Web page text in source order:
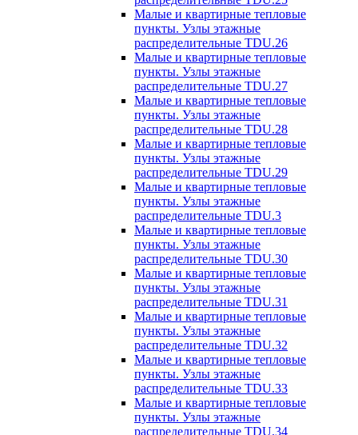
Малые и квартирные тепловые
пункты. Узлы этажные
распределительные TDU.26
Малые и квартирные тепловые
пункты. Узлы этажные
распределительные TDU.27
Малые и квартирные тепловые
пункты. Узлы этажные
распределительные TDU.28
Малые и квартирные тепловые
пункты. Узлы этажные
распределительные TDU.29
Малые и квартирные тепловые
пункты. Узлы этажные
распределительные TDU.3
Малые и квартирные тепловые
пункты. Узлы этажные
распределительные TDU.30
Малые и квартирные тепловые
пункты. Узлы этажные
распределительные TDU.31
Малые и квартирные тепловые
пункты. Узлы этажные
распределительные TDU.32
Малые и квартирные тепловые
пункты. Узлы этажные
распределительные TDU.33
Малые и квартирные тепловые
пункты. Узлы этажные
распределительные TDU.34